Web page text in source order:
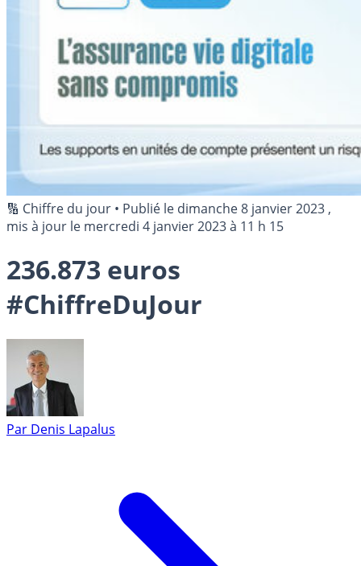
🔢 Chiffre du jour • Publié le dimanche 8 janvier 2023 ,
mis à jour le mercredi 4 janvier 2023 à 11 h 15
236.873 euros
#ChiffreDuJour
Par Denis Lapalus